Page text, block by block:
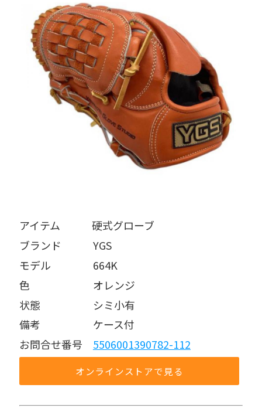
アイテム   硬式グローブ
ブランド   YGS
モデル    664K
色      オレンジ
状態     シミ小有
備考     ケース付
お問合せ番号 5506001390782-112
オンラインストアで見る